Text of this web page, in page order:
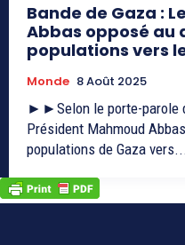
Bande de Gaza :
Abbas opposé au
populations vers
Monde 8 Août 2025
►►Selon le porte-parole
Président Mahmoud
populations de Gaza vers...